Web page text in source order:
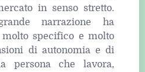
in senso stretto.
narrazione ha
specifico e molto
di autonomia e di
persona che lavora,